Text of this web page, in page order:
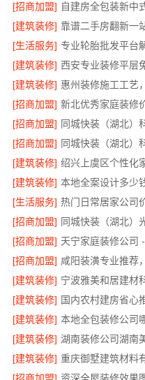
[招商加盟] 自建房全包装新中
[建筑装修]
[生活服务]
[建筑装修]
[建筑装修] 惠州装修施工工艺
[招商加盟]
[招商加盟]
[招商加盟] 同城快装（湖北）
[建筑装修] 绍兴上虞区个性化
[建筑装修] 本地全案设计多少
[生活服务] 热门日常居家公司
[招商加盟] 同城快装（湖北）
[招商加盟] 天宁家庭装修公司
[招商加盟] 咸阳装潢专业推荐
[建筑装修] 宁波雅美和居建材
[建筑装修] 国内农村建房省心
[建筑装修] 本地全包装修公司
[建筑装修]
[建筑装修] 重庆御墅建筑材料